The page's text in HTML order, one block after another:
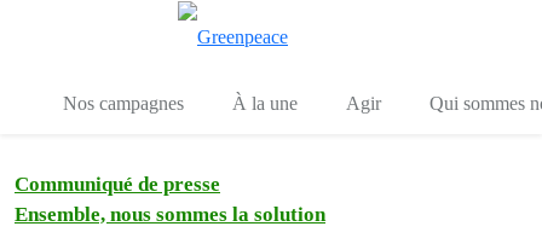
Nos campagnes À la une Agir Qui sommes
Communiqué de presse
Ensemble, nous sommes la solution